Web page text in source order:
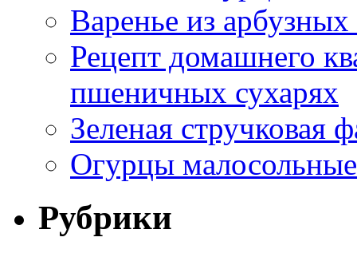
Варенье из
Рецепт домашнего
пшеничных сухарях
Зеленая стручковая
Огурцы
Рубрики